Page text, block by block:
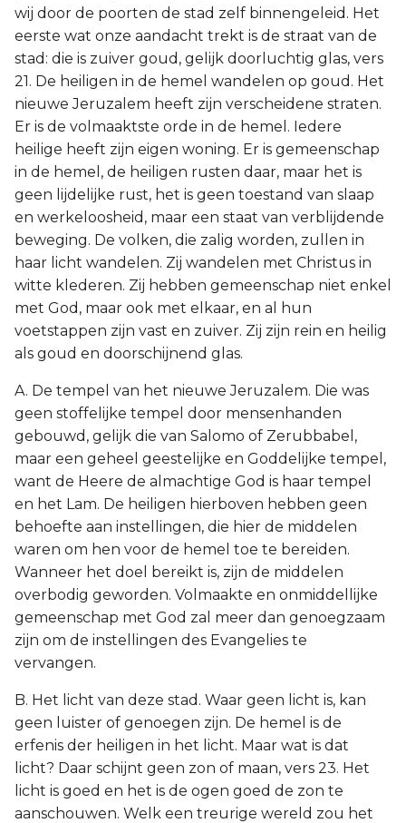
wij door de poorten de stad zelf binnengeleid. Het
eerste wat onze aandacht trekt is de straat van de
stad: die is zuiver goud, gelijk doorluchtig glas, vers
21. De heiligen in de hemel wandelen op goud. Het
nieuwe Jeruzalem heeft zijn verscheidene straten.
Er is de volmaaktste orde in de hemel. Iedere
heilige heeft zijn eigen woning. Er is gemeenschap
in de hemel, de heiligen rusten daar, maar het is
geen lijdelijke rust, het is geen toestand van slaap
en werkeloosheid, maar een staat van verblijdende
beweging. De volken, die zalig worden, zullen in
haar licht wandelen. Zij wandelen met Christus in
witte klederen. Zij hebben gemeenschap niet enkel
met God, maar ook met elkaar, en al hun
voetstappen zijn vast en zuiver. Zij zijn rein en heilig
als goud en doorschijnend glas.
A. De tempel van het nieuwe Jeruzalem. Die was
geen stoffelijke tempel door mensenhanden
gebouwd, gelijk die van Salomo of Zerubbabel,
maar een geheel geestelijke en Goddelijke tempel,
want de Heere de almachtige God is haar tempel
en het Lam. De heiligen hierboven hebben geen
behoefte aan instellingen, die hier de middelen
waren om hen voor de hemel toe te bereiden.
Wanneer het doel bereikt is, zijn de middelen
overbodig geworden. Volmaakte en onmiddellijke
gemeenschap met God zal meer dan genoegzaam
zijn om de instellingen des Evangelies te
vervangen.
B. Het licht van deze stad. Waar geen licht is, kan
geen luister of genoegen zijn. De hemel is de
erfenis der heiligen in het licht. Maar wat is dat
licht? Daar schijnt geen zon of maan, vers 23. Het
licht is goed en het is de ogen goed de zon te
aanschouwen. Welk een treurige wereld zou het